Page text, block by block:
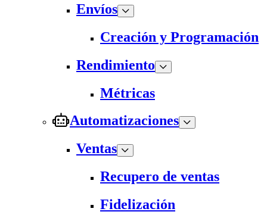
Envíos
Creación y Programación
Rendimiento
Métricas
Automatizaciones
Ventas
Recupero de ventas
Fidelización